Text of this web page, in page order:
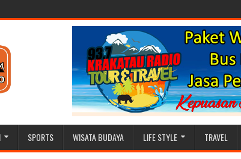
SPORTS WISATA BUDAYA LIFE STYLE TRAVEL